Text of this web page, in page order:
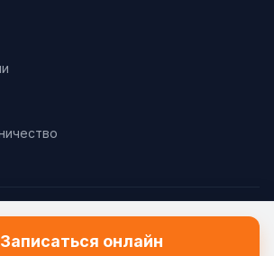
Записаться онлайн
конфиденциальности